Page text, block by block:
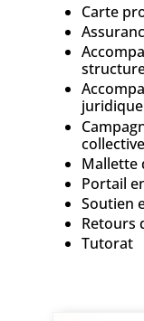
Carte
juridique
collective
Mallette
Portail
Soutien
Retours
Tutorat